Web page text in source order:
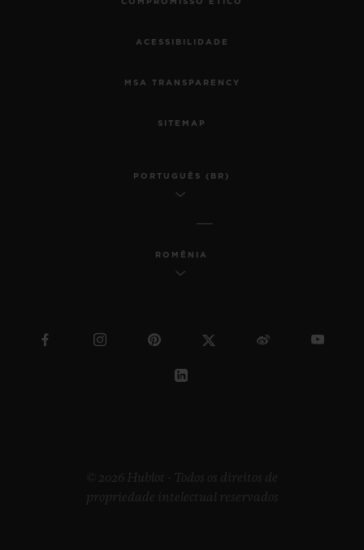
COMPROMISSO ÉTICO
ACESSIBILIDADE
MSA TRANSPARENCY
SITEMAP
PORTUGUÊS (BR)
ROMÊNIA
© 2026 Hublot - Todos os direitos de
propriedade intelectual reservados